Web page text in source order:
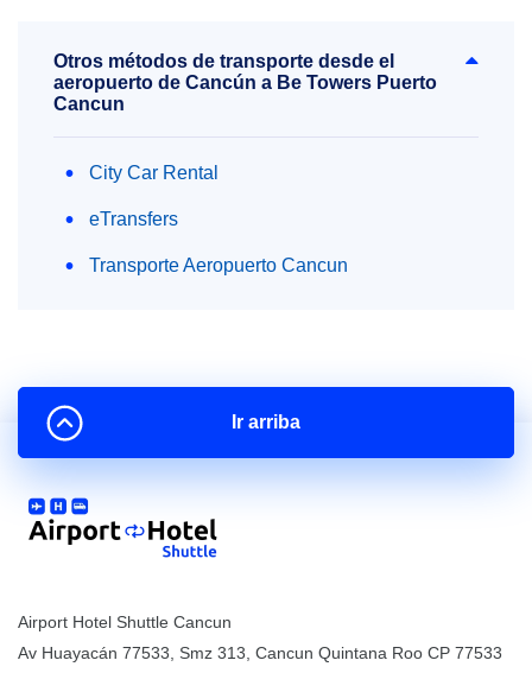
Otros métodos de transporte desde el
aeropuerto de Cancún a Be Towers Puerto
Cancun
City Car Rental
eTransfers
Transporte Aeropuerto Cancun
Airport Hotel Shuttle Cancun
Av Huayacán 77533, Smz 313 Cancun Quintana Roo CP 77533
Ir arriba